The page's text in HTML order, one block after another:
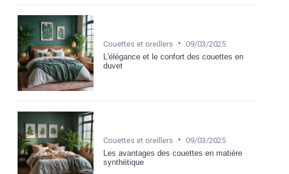
Couettes et oreillers • 09/03/2025
L'élégance et le confort des couettes en
duvet
Couettes et oreillers • 09/03/2025
Les avantages des couettes en matière
synthétique